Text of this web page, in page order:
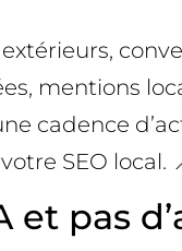
mentions
cadence
SEO local.
pas